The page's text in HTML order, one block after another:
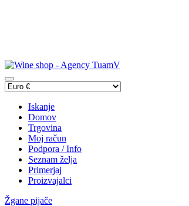
Iskanje
Domov
Trgovina
Moj račun
Podpora / Info
Seznam želja
Primerjaj
Proizvajalci
Žgane pijače